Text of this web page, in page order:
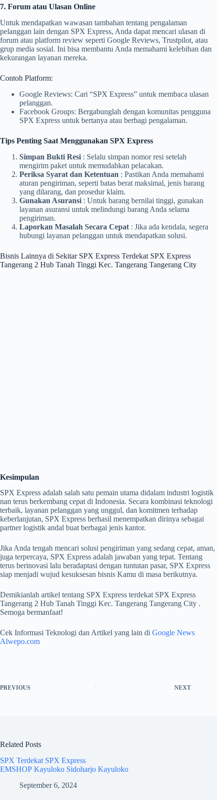
7. Forum atau Ulasan Online
Untuk mendapatkan wawasan tambahan tentang pengalaman
pelanggan lain dengan SPX Express, Anda dapat mencari ulasan di
forum atau platform review seperti Google Reviews, Trustpilot, atau
grup media sosial. Ini bisa membantu Anda memahami kelebihan dan
kekurangan layanan mereka.
Contoh Platform:
Google Reviews: Cari “SPX Express” untuk membaca ulasan
pelanggan.
Facebook Groups: Bergabunglah dengan komunitas pengguna
SPX Express untuk bertanya atau berbagi pengalaman.
Tips Penting Saat Menggunakan SPX Express
Simpan Bukti Resi : Selalu simpan nomor resi setelah
mengirim paket untuk memudahkan pelacakan.
Periksa Syarat dan Ketentuan : Pastikan Anda memahami
aturan pengiriman, seperti batas berat maksimal, jenis barang
yang dilarang, dan prosedur klaim.
Gunakan Asuransi : Untuk barang bernilai tinggi, gunakan
layanan asuransi untuk melindungi barang Anda selama
pengiriman.
Laporkan Masalah Secara Cepat : Jika ada kendala, segera
hubungi layanan pelanggan untuk mendapatkan solusi.
Bisnis Lainnya di Sekitar SPX Express Terdekat SPX Express
Tangerang 2 Hub Tanah Tinggi Kec. Tangerang Tangerang City
Kesimpulan
SPX Express adalah salah satu pemain utama didalam industri logistik
nan terus berkembang cepat di Indonesia. Secara kombinasi teknologi
terbaik, layanan pelanggan yang unggul, dan komitmen terhadap
keberlanjutan, SPX Express berhasil menempatkan dirinya sebagai
partner logistik andal buat berbagai jenis kantor.
Jika Anda tengah mencari solusi pengiriman yang sedang cepat, aman,
juga terpercaya, SPX Express adalah jawaban yang tepat. Tentang
terus berinovasi lalu beradaptasi dengan tuntutan pasar, SPX Express
siap menjadi wujud kesuksesan bisnis Kamu di masa berikutnya.
Demikianlah artikel tentang SPX Express terdekat SPX Express
Tangerang 2 Hub Tanah Tinggi Kec. Tangerang Tangerang City .
Semoga bermanfaat!
Cek Informasi Teknologi dan Artikel yang lain di Google News
Alwepo.com
PREVIOUS NEXT
Related Posts
SPX Terdekat SPX Express
EMSHOP Kayuloko Sidoharjo Kayuloko
September 6, 2024